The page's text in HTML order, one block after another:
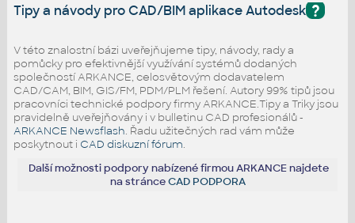
?
Tipy a návody pro CAD/BIM aplikace Autodesk
V této znalostní bázi uveřejňujeme tipy, návody, rady a
pomůcky pro efektivnější využívání systémů dodaných
společností ARKANCE, celosvětovým dodavatelem
CAD/CAM, BIM, GIS/FM, PDM/PLM řešení. Autory 99% tipů jsou
pracovníci technické podpory firmy ARKANCE.Tipy a Triky jsou
pravidelně uveřejňovány i v bulletinu CAD profesionálů -
ARKANCE Newsflash. Řadu užitečných rad vám může
poskytnout i CAD diskuzní fórum.
Další možnosti podpory nabízené firmou ARKANCE najdete
na stránceCAD PODPORA